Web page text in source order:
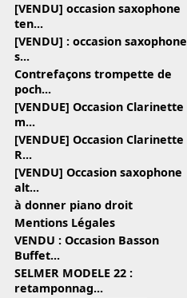
[VENDU] occasion saxophone
ten...
[VENDU] : occasion saxophone
s...
Contrefaçons trompette de
poch...
[VENDUE] Occasion Clarinette
m...
[VENDUE] Occasion Clarinette
R...
[VENDU] Occasion saxophone
alt...
à donner piano droit
Mentions Légales
VENDU : Occasion Basson
Buffet...
SELMER MODELE 22 :
retamponnag...